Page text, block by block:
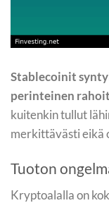
Stablecoinit
perinteinen
kuitenkin tullut
merkittävästi eikä
Tuoton
Kryptoalalla on